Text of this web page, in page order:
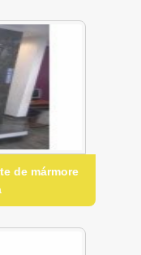
de mármore